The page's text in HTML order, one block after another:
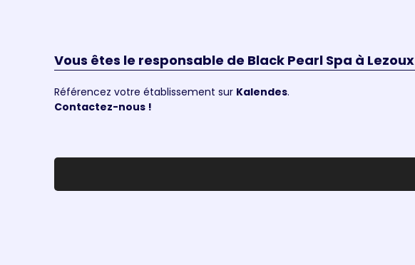
Vous êtes le responsable de Black Pearl Spa à Lezoux
Référencez votre établissement sur Kalendes.
Contactez-nous !